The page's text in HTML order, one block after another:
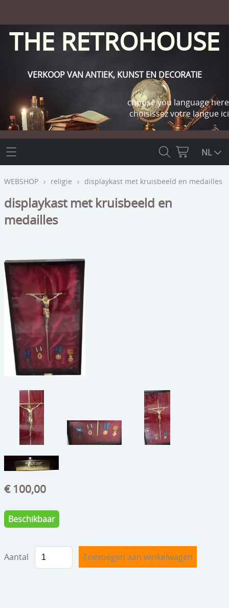
THE RETROHOUSE
VERKOOP VAN ANTIEK, KUNST EN DECORATIE
choose you language here
choisissez votre langue ici
THE RETROHOUSE
WEBSHOP
OUTLET
religie
meubels
reclamevoorwerpen/merken
curiosa
schilderijen
porselein/aardewerk
juwelen/horloges/brillen
ets/tekening/litho/gravure
glaswerk
lamp/luchter
speelgoed
zilverwerk
spiegels
tapijten
boeken
INFO
KLANT WORDEN / INLOGGEN
NL
WEBSHOP › religie › displaykast met kruisbeeld en medailles
displaykast met kruisbeeld en
medailles
€ 100,00
Beschikbaar
Aantal